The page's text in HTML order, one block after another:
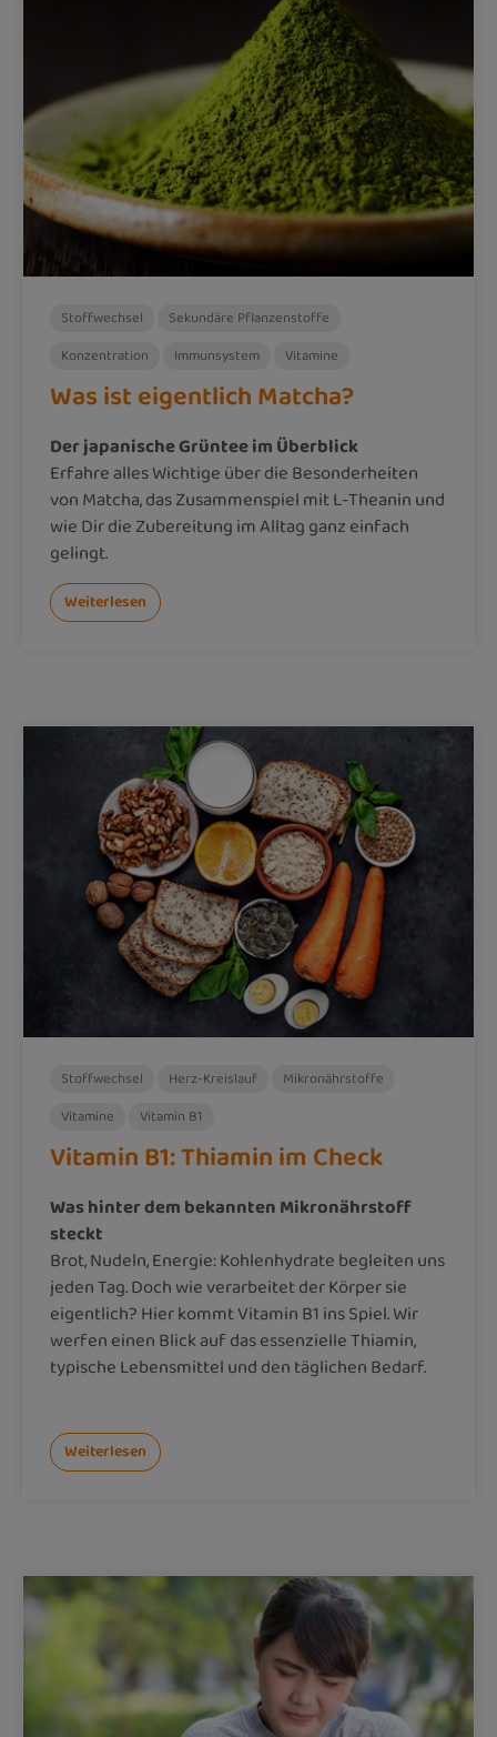
Stoffwechsel
Sekundäre Pflanzenstoffe
Konzentration
Immunsystem Vitamine
Was ist eigentlich Matcha?
Der japanische Grüntee im Überblick
Erfahre alles Wichtige über die Besonderheiten
von Matcha, das Zusammenspiel mit L-Theanin und
wie Dir die Zubereitung im Alltag ganz einfach
gelingt.
Weiterlesen
Stoffwechsel Herz-Kreislauf
Mikronährstoffe
Vitamine
Vitamin B1
Vitamin B1: Thiamin im Check
Was hinter dem bekannten Mikronährstoff
steckt
Brot, Nudeln, Energie: Kohlenhydrate begleiten uns
jeden Tag. Doch wie verarbeitet der Körper sie
eigentlich? Hier kommt Vitamin B1 ins Spiel. Wir
werfen einen Blick auf das essenzielle Thiamin,
typische Lebensmittel und den täglichen Bedarf.
Weiterlesen